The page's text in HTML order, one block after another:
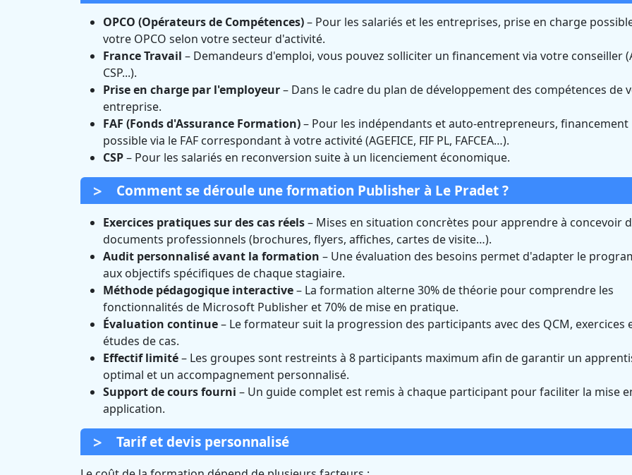
OPCO (Opérateurs de Compétences)– Pour les salariés et les entreprises, prise en charge
votre OPCO selon votre secteur d'activité.
France Travail – Demandeurs d'emploi, vous pouvez solliciter un financement via votre conseiller
CSP...).
Prise en charge par l'employeur– Dans le cadre du plan de développement des compétences de
entreprise.
FAF (Fonds d'Assurance Formation)– Pour les indépendants et auto-entrepreneurs, financement
possible via le FAF correspondant à votre activité (AGEFICE, FIF PL, FAFCEA…).
CSP– Pour les salariés en reconversion suite à un licenciement économique.
Comment se déroule une formation Publisher à Le Pradet ?
Exercices pratiques sur des cas réels– Mises en situation concrètes pour apprendre à concevoir
documents professionnels (brochures, flyers, affiches, cartes de visite…).
Audit personnalisé avant la formation – Une évaluation des besoins permet d'adapter le
aux objectifs spécifiques de chaque stagiaire.
Méthode pédagogique interactive– La formation alterne 30% de théorie pour comprendre les
fonctionnalités de Microsoft Publisher et 70% de mise en pratique.
Évaluation continue– Le formateur suit la progression des participants avec des QCM, exercices
études de cas.
Effectif limité– Les groupes sont restreints à 8 participants maximum afin de garantir un
optimal et un accompagnement personnalisé.
Support de cours fourni – Un guide complet est remis à chaque participant pour faciliter la mise
application.
Tarif et devis personnalisé